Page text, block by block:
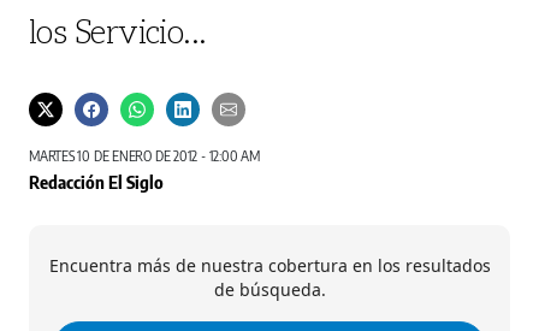
los Servicio...
MARTES 10 DE ENERO DE 2012 - 12:00 AM
Redacción El Siglo
Encuentra más de nuestra cobertura en los resultados
de búsqueda.